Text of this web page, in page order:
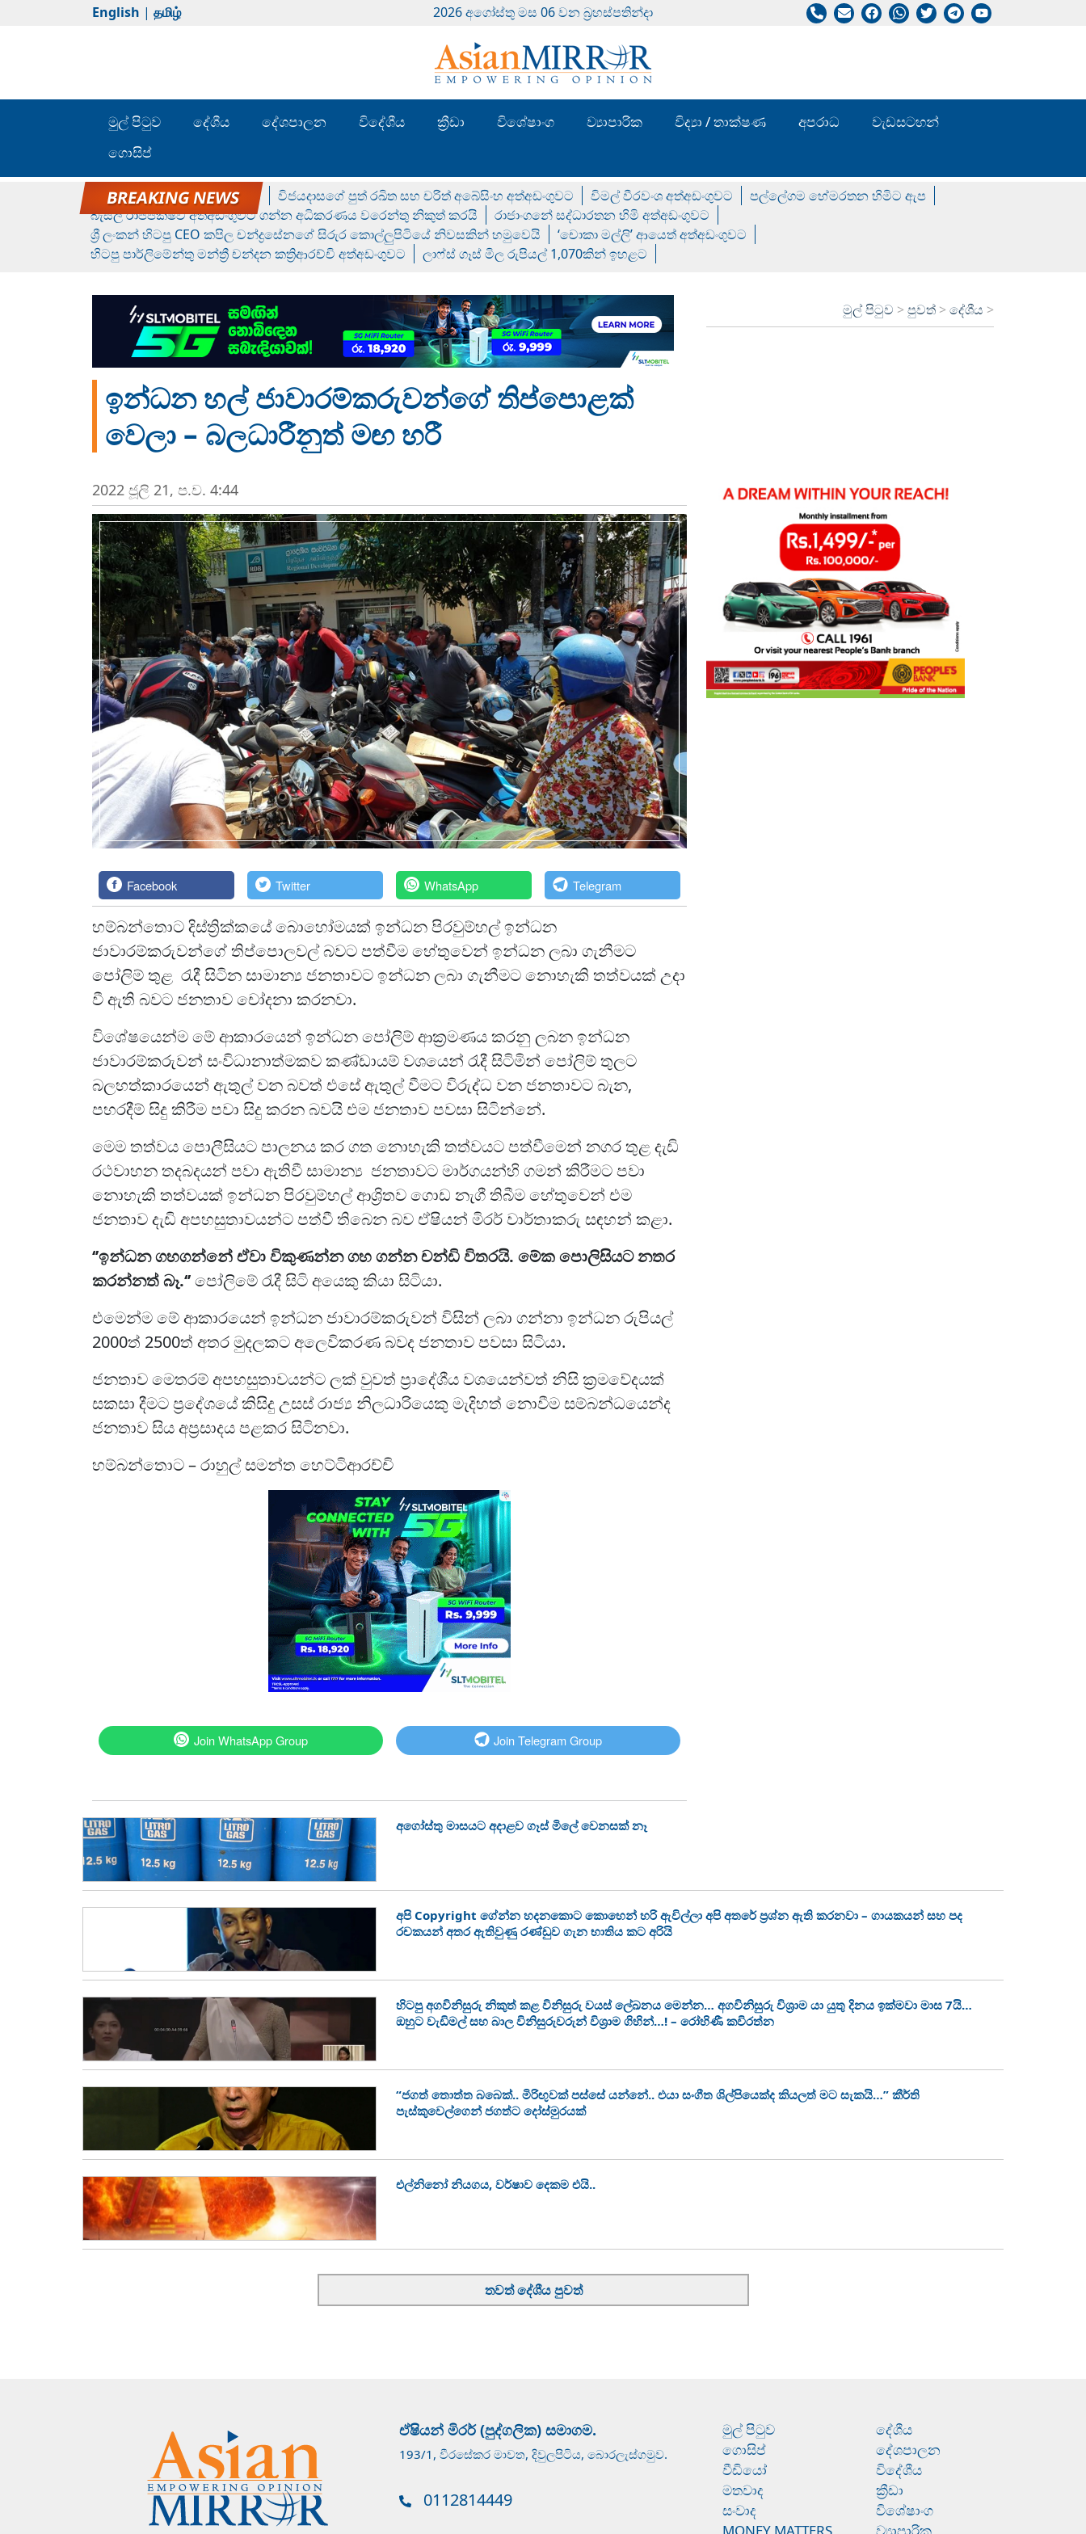
English | தமிழ் 2026 අගෝස්‍තු මස 06 වන බ්‍රහස්පතින්දා
මුල් පිටුව දේශීය දේශපාලන විදේශීය ක්‍රීඩා විශේෂාංග ව්‍යාපාරික විද්‍යා / තාක්ෂණ අපරාධ
වැඩසටහන්
ගොසිප්
රන් ගෙනා රුමේෂ්ගේ හෙල්ලය විජයදාසගේ පුත් රඛිත සහ චරිත් අබේසිංහ අත්අඩංගුවට විමල් වීරවංශ අත්අඩංගුවට
පල්ලේගම හේමරතන හිමිට ඇප
බැසිල් රාජපක්ෂව අත්අඩංගුවට ගන්න අධිකරණය වරෙන්තු නිකුත් කරයි
රාජාංගනේ සද්ධාරතන හිමි අත්අඩංගුවට
ශ්‍රී ලංකන් හිටපු CEO කපිල චන්ද්‍රසේනගේ සිරුර කොල්ලුපිටියේ නිවසකින් හමුවෙයි
‘චොකා මල්ලි’ ආයෙත් අත්අඩංගුවට
හිටපු පාර්ලිමේන්තු මන්ත්‍රී චන්දන කත්‍රිආරච්චි අත්අඩංගුවට
ලාෆ්ස් ගෑස් මිල රුපියල් 1,070කින් ඉහළට
ඉන්ධන හල් ජාවාරම්කරුවන්ගේ තිප්පොළක්
වෙලා – බලධාරීනුත් මඟ හරී
මුල් පිටුව >පුවත් >දේශීය >
2022 ජූලි 21, ප.ව. 4:44
Facebook Twitter WhatsApp Telegram
හම්බන්තොට දිස්ත්‍රික්කයේ බොහෝමයක් ඉන්ධන පිරවුම්හල් ඉන්ධන
ජාවාරම්කරුවන්ගේ තිප්පොලවල් බවට පත්වීම හේතුවෙන් ඉන්ධන ලබා ගැනීමට
පෝලිම් තුළ රැදී සිටින සාමාන්‍ය ජනතාවට ඉන්ධන ලබා ගැනීමට නොහැකි තත්වයක් උදා
වී ඇති බවට ජනතාව චෝදනා කරනවා.
විශේෂයෙන්ම මේ ආකාරයෙන් ඉන්ධන පෝලිම් ආක්‍රමණය කරනු ලබන ඉන්ධන
ජාවාරම්කරුවන් සංවිධානාත්මකව කණ්ඩායම් වශයෙන් රැදී සිටිමින් පෝලිම් තුලට
බලහත්කාරයෙන් ඇතුල් වන බවත් එසේ ඇතුල් වීමට විරුද්ධ වන ජනතාවට බැන,
පහරදීම් සිදු කිරීම පවා සිදු කරන බවයි එම ජනතාව පවසා සිටින්නේ.
මෙම තත්වය පොලීසියට පාලනය කර ගත නොහැකි තත්වයට පත්වීමෙන් නගර තුළ දැඩි
රථවාහන තදබදයන් පවා ඇතිවී සාමාන්‍ය ජනතාවට මාර්ගයන්හි ගමන් කිරීමට පවා
නොහැකි තත්වයක් ඉන්ධන පිරවුම්හල් ආශ්‍රිතව ගොඩ නැගී තිබීම හේතුවෙන් එම
ජනතාව දැඩි අපහසුතාවයන්ට පත්වී තිබෙන බව ඒෂියන් මිරර් වාර්තාකරු සඳහන් කළා.
‘’ඉන්ධන ගහගන්නේ ඒවා විකුණන්න ගහ ගන්න චන්ඩි විතරයි. මේක පොලිසියට නතර
කරන්නත් බෑ.‘’පෝලිමේ රැදී සිටි අයෙකු කියා සිටියා.
එමෙන්ම මේ ආකාරයෙන් ඉන්ධන ජාවාරම්කරුවන් විසින් ලබා ගන්නා ඉන්ධන රුපියල්
2000ත් 2500ත් අතර මුදලකට අලෙවිකරණ බවද ජනතාව පවසා සිටියා.
ජනතාව මෙතරම් අපහසුතාවයන්ට ලක් වුවත් ප්‍රාදේශීය වශයෙන්වත් නිසි ක්‍රමවේදයක්
සකසා දීමට ප්‍රදේශයේ කිසිදු උසස් රාජ්‍ය නිලධාරියෙකු මැදිහත් නොවීම සම්බන්ධයෙන්ද
ජනතාව සිය අප්‍රසාදය පළකර සිටිනවා.
හම්බන්තොට – රාහුල් සමන්ත හෙට්ටිආරච්චි
Join WhatsApp Group Join Telegram Group
අගෝස්තු මාසයට අදාළව ගෑස් මිලේ වෙනසක් නෑ
අපි Copyright ගේන්න හදනකොට කොහෙන් හරි ඇවිල්ලා අපි අතරේ ප්‍රශ්න ඇති කරනවා – ගායකයන් සහ පද
රචකයන් අතර ඇතිවුණු රණ්ඩුව ගැන භාතිය කට අරියි
හිටපු අගවිනිසුරු නිකුත් කළ විනිසුරු වයස් ලේඛනය මෙන්න… අගවිනිසුරු විශ්‍රාම යා යුතු දිනය ඉක්මවා මාස 7යි…
ඔහුට වැඩිමල් සහ බාල විනිසුරුවරුන් විශ්‍රාම ගිහින්…! – රෝහිණී කවිරත්න
“ජගත් තොත්ත බබෙක්.. මිරිඟුවක් පස්සේ යන්නේ.. එයා සංගීත ශිල්පියෙක්ද කියලත් මට සැකයි…” කීර්ති
පැස්කුවෙල්ගෙන් ජගත්ට දෝස්මුරයක්
එල්නිනෝ නියගය, වර්ෂාව දෙකම එයි..
තවත් දේශීය පුවත්
ඒෂියන් මිරර් (පුද්ගලික) සමාගම.
193/1, වීරසේකර මාවත, දිවුලපිටිය, බොරලැස්ගමුව.
0112814449
මුල් පිටුව
ගොසිප්
වීඩියෝ
මතවාද
සංවාද
MONEY MATTERS
දේශීය
දේශපාලන
විදේශීය
ක්‍රීඩා
විශේෂාංග
ව්‍යාපාරික